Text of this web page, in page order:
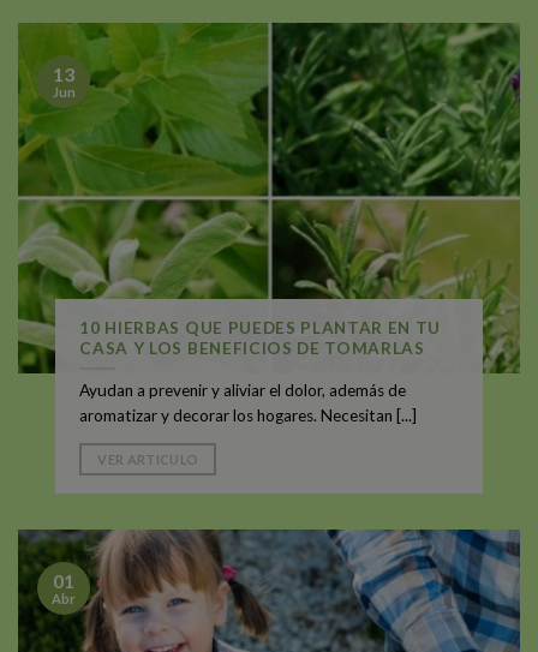
10 HIERBAS QUE PUEDES PLANTAR EN TU
CASA Y LOS BENEFICIOS DE TOMARLAS
Ayudan a prevenir y aliviar el dolor, además de
aromatizar y decorar los hogares. Necesitan [...]
VER ARTICULO
13
Jun
01
Abr